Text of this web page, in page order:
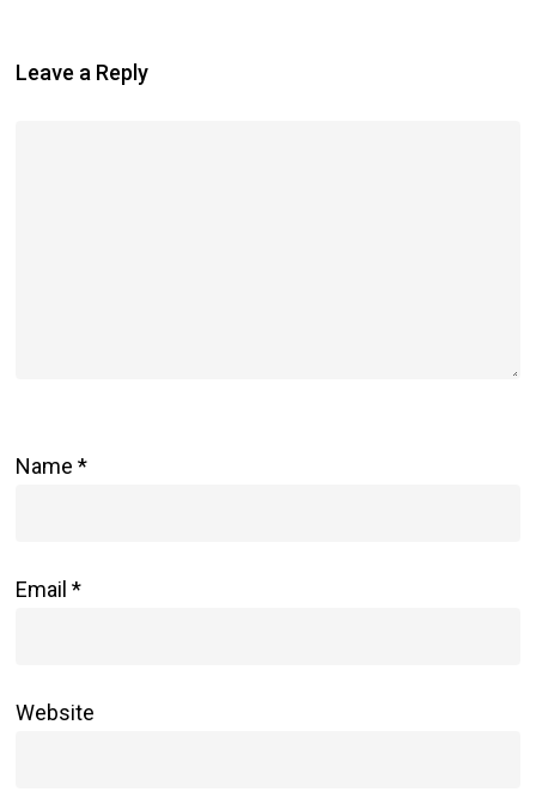
Leave a Reply
Name*
Email*
Website